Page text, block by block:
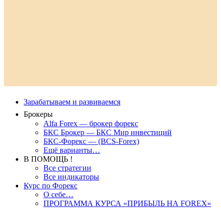
Зарабатываем и развиваемся
Брокеры
Alfa Forex — брокер форекс
БКС Брокер — БКС Мир инвестиций
БКС-Форекс — (BCS-Forex)
Ещё варианты…
В ПОМОЩЬ !
Все стратегии
Все индикаторы
Курс по Форекс
О себе…
ПРОГРАММА КУРСА «ПРИБЫЛЬ НА FOREX»